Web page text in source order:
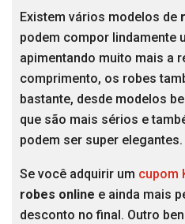
Existem vários modelos de
podem compor lindamente
apimentando muito mais a
comprimento, os robes
bastante, desde modelos
que são mais sérios e
podem ser super elegantes.
Se você adquirir um cupom
robes online e ainda mais
desconto no final. Outro